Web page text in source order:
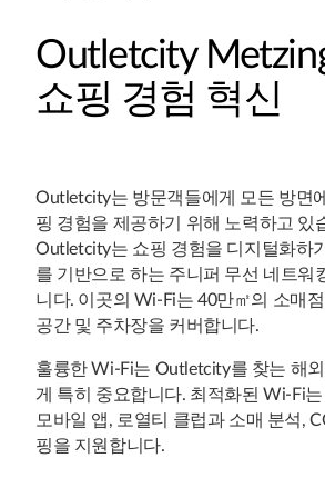
Outletcity
쇼핑 경험 혁신
Outletcity는 방문객들에게 모든 방면
핑 경험을 제공하기 위해 노력하고 있
Outletcity는 쇼핑 경험을 디지털화하
를 기반으로 하는 주니퍼 무선 네트워
니다. 이곳의 Wi-Fi는 40만㎡의 소매
공간 및 주차장을 커버합니다.
훌륭한 Wi-Fi는 Outletcity를 찾는 해외
게 특히 중요합니다. 최적화된 Wi-Fi
모바일 앱, 로열티 클럽과 소매 분석,
핑을 지원합니다.